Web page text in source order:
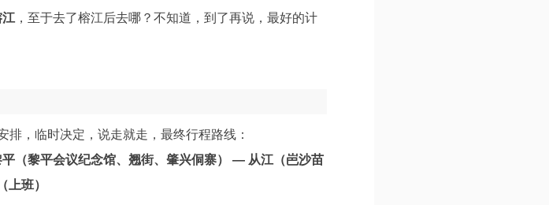
江 ，至于去了榕江后去哪？不知道，到了再说，最好的计
，临时决定，说走就走，最终行程路线：
（黎平会议纪念馆、翘街、肇兴侗寨） — 从江（岜沙苗
班）